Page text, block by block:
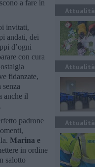
a fare in
invitati,
andati, dei
d’ogni
con cura
fidanzate,
anche il
padrone
Marina e
in ordine
salotto
Attualità
Attualità
Attualità